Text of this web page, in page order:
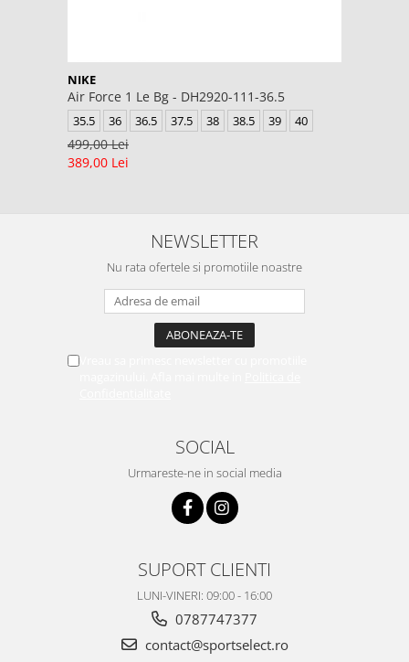
NIKE
Air Force 1 Le Bg - DH2920-111-36.5
35.5 36 36.5 37.5 38 38.5 39 40
499,00 Lei
389,00 Lei
NEWSLETTER
Nu rata ofertele si promotiile noastre
SOCIAL
Urmareste-ne in social media
SUPORT CLIENTI
LUNI-VINERI: 09:00 - 16:00
0787747377
contact@sportselect.ro